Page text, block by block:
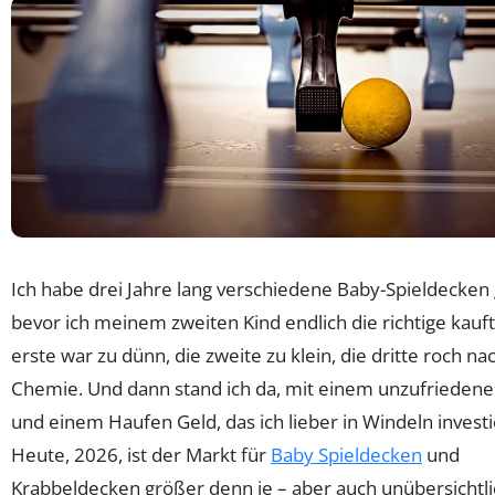
Ich habe drei Jahre lang verschiedene Baby-
bevor ich meinem zweiten Kind endlich die richtige
erste war zu dünn, die zweite zu klein, die dritte roch
Chemie. Und dann stand ich da, mit einem
und einem Haufen Geld, das ich lieber in Windeln
Heute, 2026, ist der Markt für Baby Spieldecken und
Krabbeldecken größer denn je – aber auch